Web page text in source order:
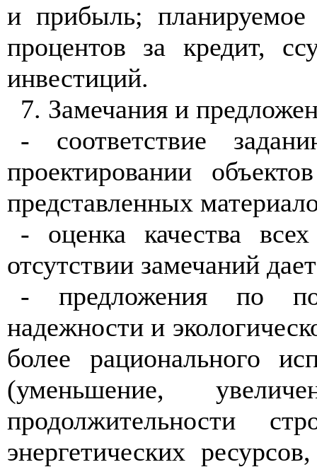
и прибыль;
процентов за кредит,
инвестиций.
7. Замечания и
- соответствие
проектировании
представленных
- оценка качества
отсутствии замечаний
- предложения по
надежности и
более рационального
(уменьшение,
продолжительности
энергетических